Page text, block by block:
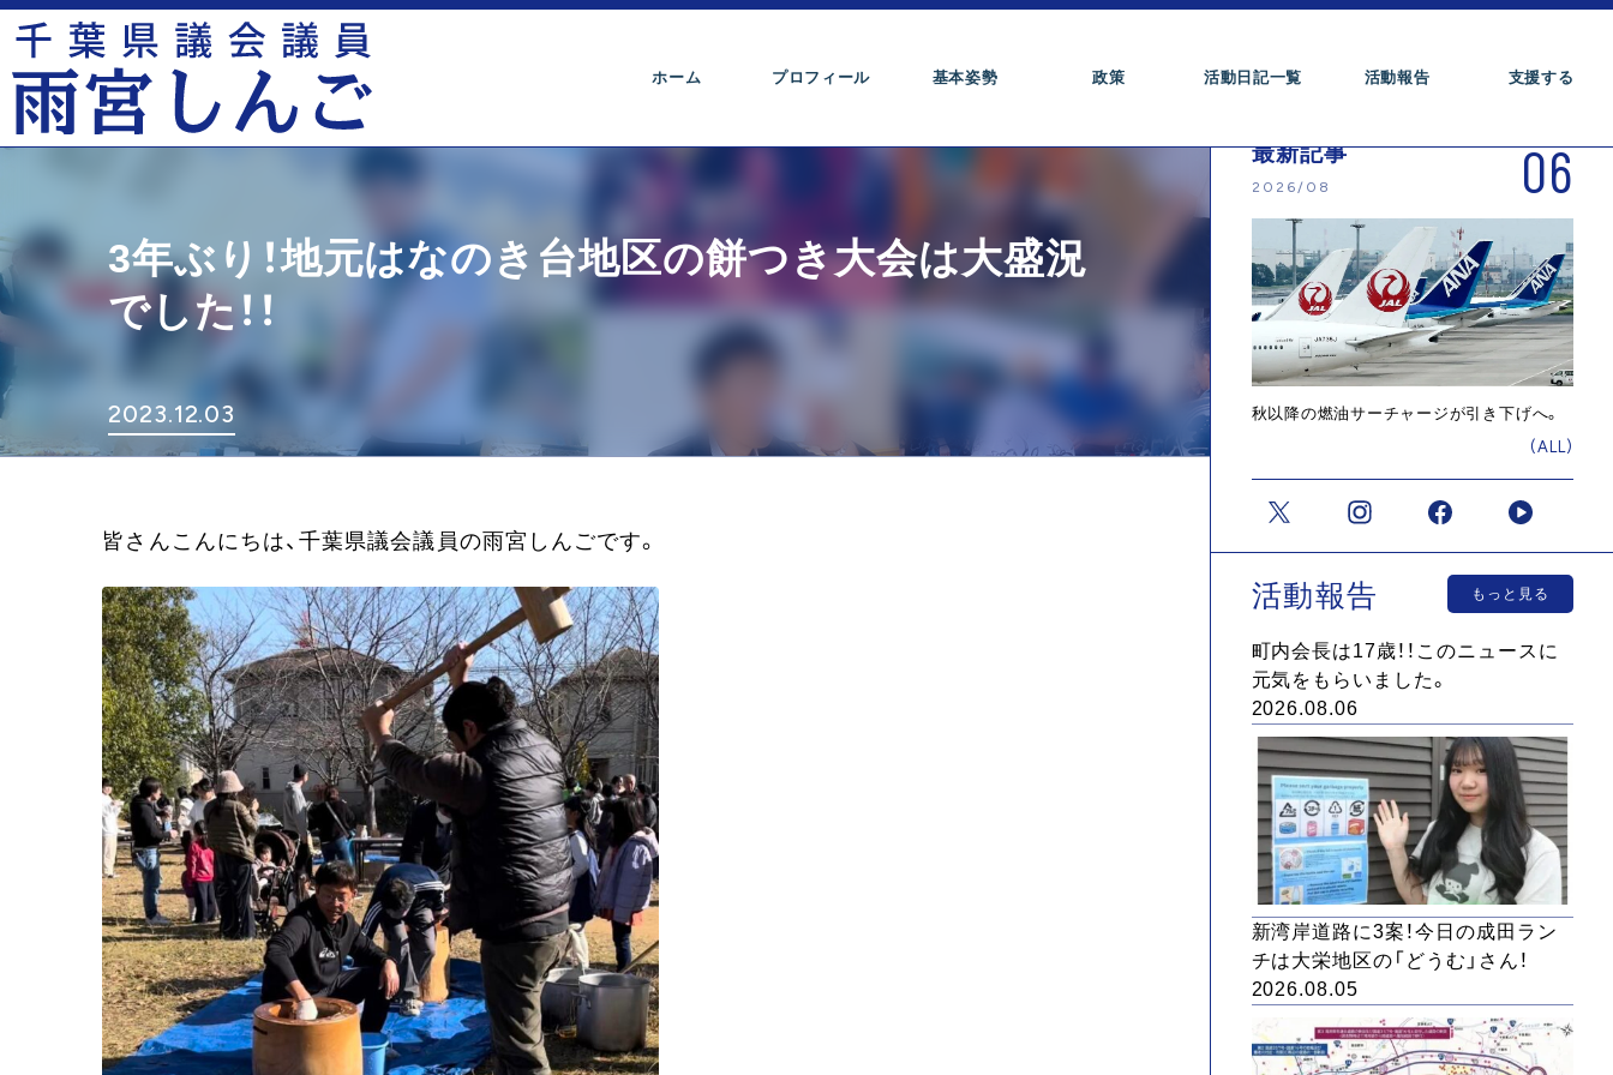
ホーム プロフィール 基本姿勢 政策 活動日記一覧 活動報告 支援する
3年ぶり！地元はなのき台地区の餅つき大会は大盛況
でした！！
2023.12.03
皆さんこんにちは、千葉県議会議員の雨宮しんごです。
最新記事
2026/08 06
秋以降の燃油サーチャージが引き下げへ。
(ALL)
活動報告 もっと見る
町内会長は17歳！！このニュースに
元気をもらいました。
2026.08.06
新湾岸道路に3案！今日の成田ラン
チは大栄地区の「どうむ」さん！
2026.08.05